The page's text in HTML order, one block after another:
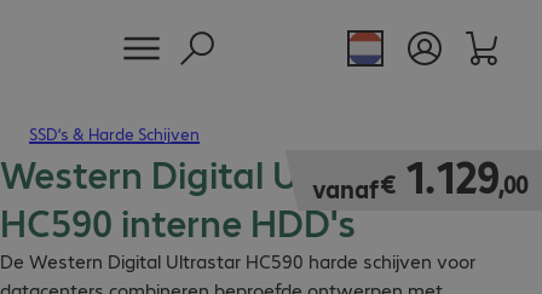
SSD’s & Harde Schijven
Western Digital Ultrastar
HC590 interne HDD's
De Western Digital Ultrastar HC590 harde schijven voor
vanaf€ 1.129,00
€ 1.129,00